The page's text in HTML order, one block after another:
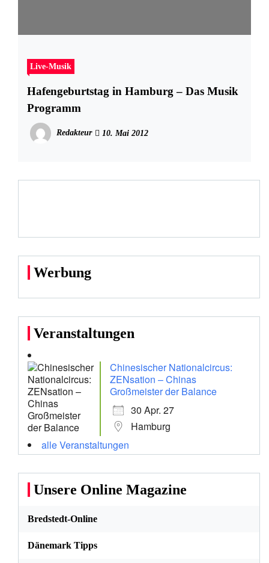
Live-Musik
Hafengeburtstag in Hamburg – Das Musik
Programm
Redakteur 10. Mai 2012
Werbung
Veranstaltungen
Chinesischer Nationalcircus:
ZENsation – Chinas
Großmeister der Balance
30 Apr. 27
Hamburg
alle Veranstaltungen
Unsere Online Magazine
Bredstedt-Online
Dänemark Tipps